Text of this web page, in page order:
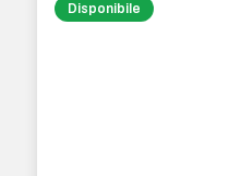
Disponibile